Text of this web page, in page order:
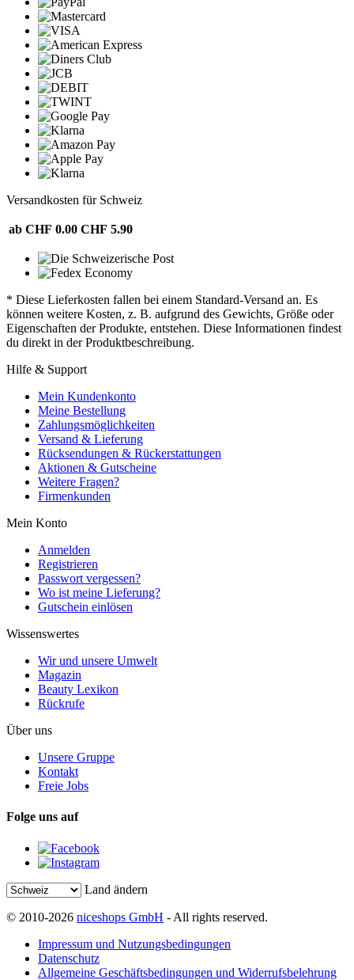
Versandkosten für Schweiz
ab CHF 0.00 CHF 5.90
* Diese Lieferkosten fallen bei einem Standard-Versand an. Es
können weitere Kosten, z. B. aufgrund des Gewichts, Größe oder
Eigenschaften der Produkte, entstehen. Diese Informationen findest
du direkt in der Produktbeschreibung.
Hilfe & Support
Mein Kundenkonto
Meine Bestellung
Zahlungsmöglichkeiten
Versand & Lieferung
Rücksendungen & Rückerstattungen
Aktionen & Gutscheine
Weitere Fragen?
Firmenkunden
Mein Konto
Anmelden
Registrieren
Passwort vergessen?
Wo ist meine Lieferung?
Gutschein einlösen
Wissenswertes
Wir und unsere Umwelt
Magazin
Beauty Lexikon
Rückrufe
Über uns
Unsere Gruppe
Kontakt
Freie Jobs
Folge uns auf
Land ändern
© 2010-2026 niceshops GmbH - All rights reserved.
Impressum und Nutzungsbedingungen
Datenschutz
Allgemeine Geschäftsbedingungen und Widerrufsbelehrung